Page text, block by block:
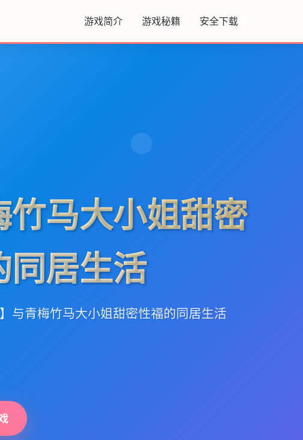
游戏简介 游戏秘籍 安全下载
竹马大小姐甜密
同居生活
与青梅竹马大小姐甜密性福的同居生活